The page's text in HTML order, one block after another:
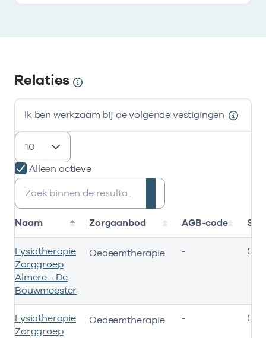
Relaties
Ik ben werkzaam bij de volgende vestigingen
Alleen actieve
Zoeken:
Naam Zorgaanbod AGB-code
Fysiotherapie
Zorggroep
Almere - De
Bouwmeester
Oedeemtherapie - 05-
Fysiotherapie
Zorggroep
Oedeemtherapie - 05-